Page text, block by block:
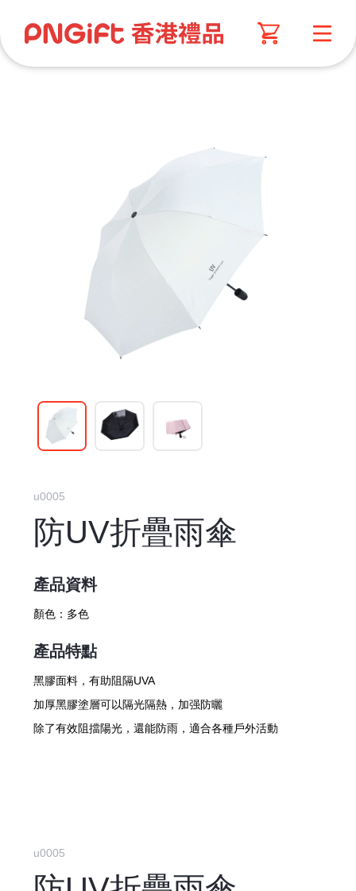
u0005
防UV折疊雨傘
產品資料
顏色： 多色
產品特點
黑膠面料，有助阻隔UVA
加厚黑膠塗層可以隔光隔熱，加强防曬
除了有效阻擋陽光，還能防雨，適合各種戶外活動
u0005